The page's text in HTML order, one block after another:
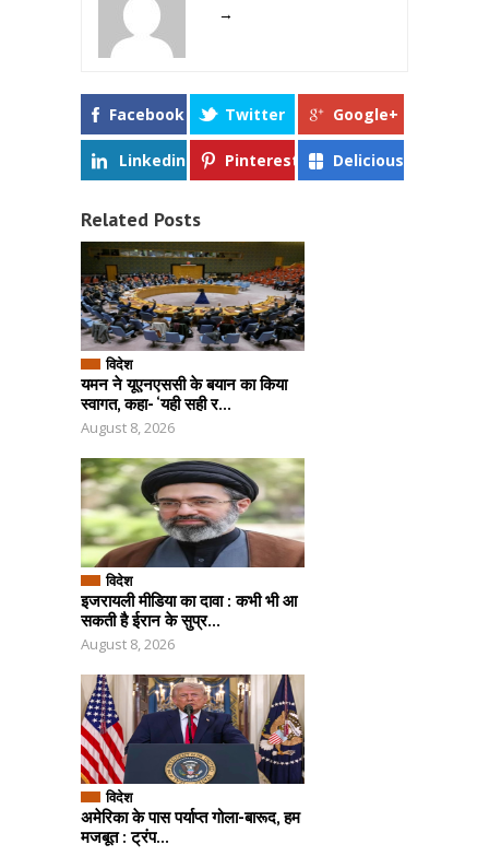
→
Facebook Twitter Google+
Linkedin Pinterest Delicious
Related Posts
विदेश
यमन ने यूएनएससी के बयान का किया
स्वागत, कहा- ‘यही सही र...
August 8, 2026
विदेश
इजरायली मीडिया का दावा : कभी भी आ
सकती है ईरान के सुप्र...
August 8, 2026
विदेश
अमेरिका के पास पर्याप्त गोला-बारूद, हम
मजबूत : ट्रंप...